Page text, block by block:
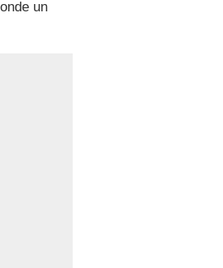
un